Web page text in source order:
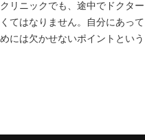
リニックでも、途中でドクター
てはなりません。自分にあって
には欠かせないポイントという